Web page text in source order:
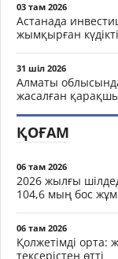
03 там 2026
Астанада
жымқырған
31 шіл 2026
Алматы
жасалған
ҚОҒАМ
06 там 2026
2026 жылғы
104,6 мың бос
06 там 2026
Қолжетімді орта:
тексерістен өтті